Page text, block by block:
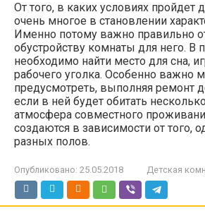
От того, в каких условиях пройдет
очень многое в становлении
Именно потому важно правильно
обустройству комнаты для него. В
необходимо найти место для сна,
рабочего уголка. Особенно важно
предусмотреть, выполняя ремонт
если в ней будет обитать
атмосфера совместного
создаются в зависимости от того,
разных полов.
Опубликовано: 25.05.2018 Детская